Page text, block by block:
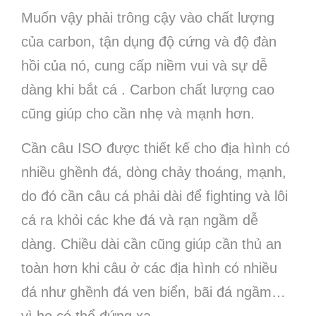
Muốn vậy phải trông cậy vào chất lượng
của carbon, tận dụng độ cứng và độ đàn
hồi của nó, cung cấp niềm vui và sự dễ
dàng khi bắt cá . Carbon chất lượng cao
cũng giúp cho cần nhẹ và mạnh hơn.
Cần câu ISO được thiết kế cho địa hình có
nhiều ghềnh đá, dòng chảy thoáng, mạnh,
do đó cần câu cá phải dài để fighting và lôi
cá ra khỏi các khe đá và rạn ngầm dễ
dàng. Chiều dài cần cũng giúp cần thủ an
toàn hơn khi câu ở các địa hình có nhiều
đá như ghềnh đá ven biển, bãi đá ngầm…